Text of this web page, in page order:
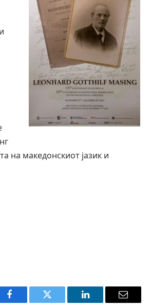
на македонскиот јазик и
Facebook Twitter LinkedIn Email